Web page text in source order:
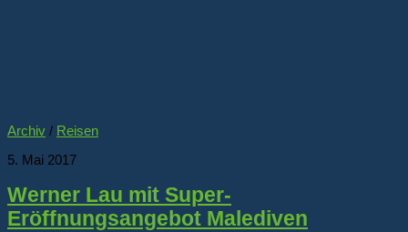
Archiv / Reisen
5. Mai 2017
Werner Lau mit Super-
Eröffnungsangebot Malediven